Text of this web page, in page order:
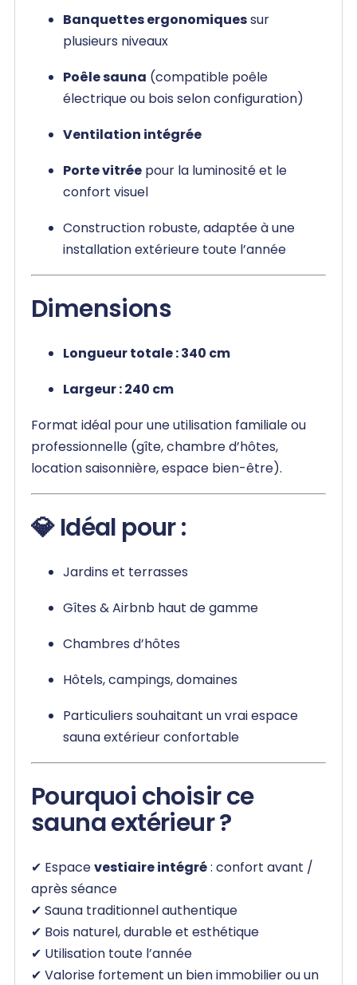
Banquettes ergonomiquessur
plusieurs niveaux
Poêle sauna (compatible poêle
électrique ou bois selon configuration)
Ventilation intégrée
Porte vitrée pour la luminosité et le
confort visuel
Construction robuste, adaptée à une
installation extérieure toute l’année
Dimensions
Longueur totale : 340 cm
Largeur : 240 cm
Format idéal pour une utilisation familiale ou
professionnelle (gîte, chambre d’hôtes,
location saisonnière, espace bien-être).
💎 Idéal pour :
Jardins et terrasses
Gîtes & Airbnb haut de gamme
Chambres d’hôtes
Hôtels, campings, domaines
Particuliers souhaitant un vrai espace
sauna extérieur confortable
Pourquoi choisir ce
sauna extérieur ?
✔ Espacevestiaire intégré: confort avant /
après séance
✔ Sauna traditionnel authentique
✔ Bois naturel, durable et esthétique
✔ Utilisation toute l’année
✔ Valorise fortement un bien immobilier ou un